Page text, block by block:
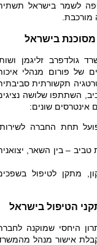
לשמר בישראל
מורכבת.
בישראל
גולדפרב זליגמן
של פורום מנהלי
תקשורתית
השתתפו שלושה
אינטרסים שונים:
תחת החברה
– בין השאר,
מתקן לטיפול
הטיפול בישראל
היחסי שמוקנה
אישור מנהל